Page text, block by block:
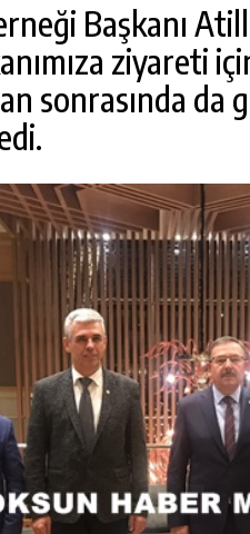
Başkanı
ziyareti
sonrasında da